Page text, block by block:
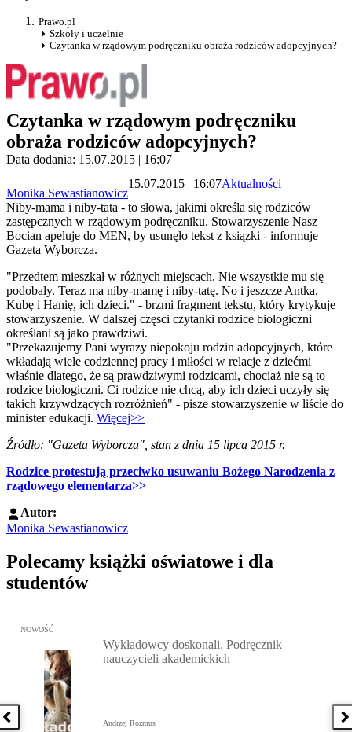
Prawo.pl
Szkoły i uczelnie
Czytanka w rządowym podręczniku obraża rodziców adopcyjnych?
Czytanka w rządowym podręczniku
obraża rodziców adopcyjnych?
Data dodania: 15.07.2015 | 16:07
Monika Sewastianowicz
15.07.2015 | 16:07Aktualności
Niby-mama i niby-tata - to słowa, jakimi określa się rodziców
zastępcznych w rządowym podręczniku. Stowarzyszenie Nasz
Bocian apeluje do MEN, by usunęło tekst z ksiązki - informuje
Gazeta Wyborcza.
"Przedtem mieszkał w różnych miejscach. Nie wszystkie mu się
podobały. Teraz ma niby-mamę i niby-tatę. No i jeszcze Antka,
Kubę i Hanię, ich dzieci." - brzmi fragment tekstu, który krytykuje
stowarzyszenie. W dalszej częsci czytanki rodzice biologiczni
określani są jako prawdziwi.
"Przekazujemy Pani wyrazy niepokoju rodzin adopcyjnych, które
wkładają wiele codziennej pracy i miłości w relacje z dziećmi
właśnie dlatego, że są prawdziwymi rodzicami, chociaż nie są to
rodzice biologiczni. Ci rodzice nie chcą, aby ich dzieci uczyły się
takich krzywdzących rozróżnień" - pisze stowarzyszenie w liście do
minister edukacji. Więcej>>
Źródło: "Gazeta Wyborcza", stan z dnia 15 lipca 2015 r.
Rodzice protestują przeciwko usuwaniu Bożego Narodzenia z
rządowego elementarza>>
Autor:
Monika Sewastianowicz
Polecamy książki oświatowe i dla
studentów
Poprzednia książka
Przejdź do: Wykładowcy doskonali. Podręcznik nauczycieli
NOWOŚĆ
Wykładowcy doskonali. Podręcznik
nauczycieli akademickich
Andrzej Rozmus